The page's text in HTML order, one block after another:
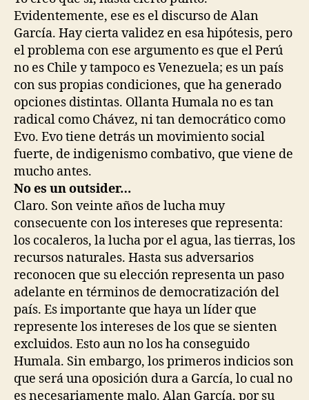
Evidentemente, ese es el discurso de Alan
García. Hay cierta validez en esa hipótesis, pero
el problema con ese argumento es que el Perú
no es Chile y tampoco es Venezuela; es un país
con sus propias condiciones, que ha generado
opciones distintas. Ollanta Humala no es tan
radical como Chávez, ni tan democrático como
Evo. Evo tiene detrás un movimiento social
fuerte, de indigenismo combativo, que viene de
mucho antes.
No es un outsider…
Claro. Son veinte años de lucha muy
consecuente con los intereses que representa:
los cocaleros, la lucha por el agua, las tierras, los
recursos naturales. Hasta sus adversarios
reconocen que su elección representa un paso
adelante en términos de democratización del
país. Es importante que haya un líder que
represente los intereses de los que se sienten
excluidos. Esto aun no los ha conseguido
Humala. Sin embargo, los primeros indicios son
que será una oposición dura a García, lo cual no
es necesariamente malo. Alan García, por su